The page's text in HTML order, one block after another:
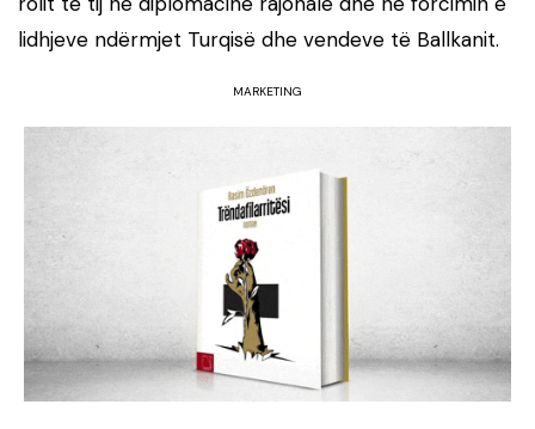
lidhjeve ndërmjet Turqisë dhe vendeve të Ballkanit.
MARKETING